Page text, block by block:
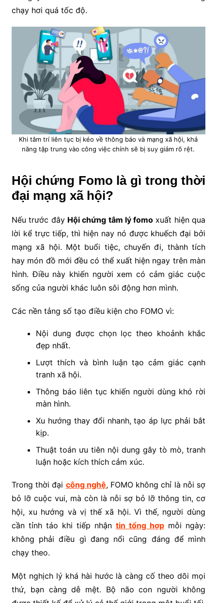
chạy hơi quá tốc độ.
Khi tâm trí liên tục bị kéo về thông báo và mạng xã hội, khả
năng tập trung vào công việc chính sẽ bị suy giảm rõ rệt.
Hội chứng Fomo là gì trong thời
đại mạng xã hội?
Nếu trước đây Hội chứng tâm lý fomo xuất hiện qua
lời kể trực tiếp, thì hiện nay nó được khuếch đại bởi
mạng xã hội. Một buổi tiệc, chuyến đi, thành tích
hay món đồ mới đều có thể xuất hiện ngay trên màn
hình. Điều này khiến người xem có cảm giác cuộc
sống của người khác luôn sôi động hơn mình.
Các nền tảng số tạo điều kiện cho FOMO vì:
Nội dung được chọn lọc theo khoảnh khắc
đẹp nhất.
Lượt thích và bình luận tạo cảm giác cạnh
tranh xã hội.
Thông báo liên tục khiến người dùng khó rời
màn hình.
Xu hướng thay đổi nhanh, tạo áp lực phải bắt
kịp.
Thuật toán ưu tiên nội dung gây tò mò, tranh
luận hoặc kích thích cảm xúc.
Trong thời đại công nghệ, FOMO không chỉ là nỗi sợ
bỏ lỡ cuộc vui, mà còn là nỗi sợ bỏ lỡ thông tin, cơ
hội, xu hướng và vị thế xã hội. Vì thế, người dùng
cần tỉnh táo khi tiếp nhận tin tổng hợp mỗi ngày:
không phải điều gì đang nổi cũng đáng để mình
chạy theo.
Một nghịch lý khá hài hước là càng cố theo dõi mọi
thứ, bạn càng dễ mệt. Bộ não con người không